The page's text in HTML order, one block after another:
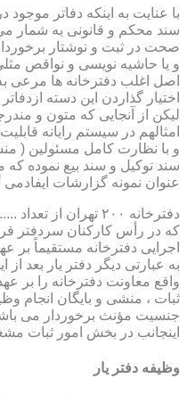
با عنایت به اینکه دفاتر موجود
سند محکم و قانونی به شمار
صحت در ثبت و نوشتار
و یا حاشیه نویسی و نواقص
اصل اغلب دفترخانه ها مرعی
اختیار گذاردن این دسته
لیکن از آنجایی که متون و
امثالهم در سیستم رایانه
و با نظارت کامل مسئولین (
سند توکیل و سند بیع نموده
عنوان نمونه گزارشات ایفادمی
دفترخانه ۲۰۰ تهران
که در رأس کارکنان سردفتر
اجرایی دفترخانه مستقیماً بر
به عبارتی دیگر دفتر یار بعد
واقع معاونت دفترخانه را بر
ثبات ، منشی و بایگان انجام
جنسیت مؤنث برخوردار می
اینجانب در بخش امور ثبات
وظیفه دفتر یار